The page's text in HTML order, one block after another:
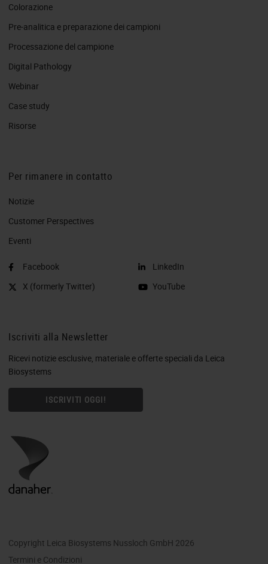
Colorazione
Pre-analitica e preparazione dei campioni
Processazione del campione
Digital Pathology
Webinar
Case study
Risorse
Per rimanere in contatto
Notizie
Customer Perspectives​
Eventi
Facebook
X (formerly Twitter)
LinkedIn
YouTube
Iscriviti alla Newsletter
Ricevi notizie esclusive, materiale e offerte speciali da Leica
Biosystems
ISCRIVITI OGGI!
Copyright Leica Biosystems Nussloch GmbH 2026
Termini e Condizioni